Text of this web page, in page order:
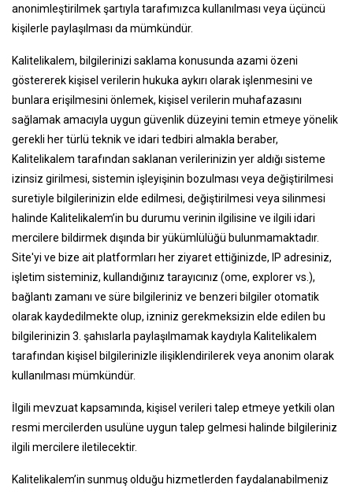
anonimleştirilmek şartıyla tarafımızca kullanılması veya üçüncü
kişilerle paylaşılması da mümkündür.
Kalitelikalem, bilgilerinizi saklama konusunda azami özeni
göstererek kişisel verilerin hukuka aykırı olarak işlenmesini ve
bunlara erişilmesini önlemek, kişisel verilerin muhafazasını
sağlamak amacıyla uygun güvenlik düzeyini temin etmeye yönelik
gerekli her türlü teknik ve idari tedbiri almakla beraber,
Kalitelikalem tarafından saklanan verilerinizin yer aldığı sisteme
izinsiz girilmesi, sistemin işleyişinin bozulması veya değiştirilmesi
suretiyle bilgilerinizin elde edilmesi, değiştirilmesi veya silinmesi
halinde Kalitelikalem’in bu durumu verinin ilgilisine ve ilgili idari
mercilere bildirmek dışında bir yükümlülüğü bulunmamaktadır.
Site'yi ve bize ait platformları her ziyaret ettiğinizde, IP adresiniz,
işletim sisteminiz, kullandığınız tarayıcınız (ome, explorer vs.),
bağlantı zamanı ve süre bilgileriniz ve benzeri bilgiler otomatik
olarak kaydedilmekte olup, izniniz gerekmeksizin elde edilen bu
bilgilerinizin 3. şahıslarla paylaşılmamak kaydıyla Kalitelikalem
tarafından kişisel bilgilerinizle ilişiklendirilerek veya anonim olarak
kullanılması mümkündür.
İlgili mevzuat kapsamında, kişisel verileri talep etmeye yetkili olan
resmi mercilerden usulüne uygun talep gelmesi halinde bilgileriniz
ilgili mercilere iletilecektir.
Kalitelikalem’in sunmuş olduğu hizmetlerden faydalanabilmeniz